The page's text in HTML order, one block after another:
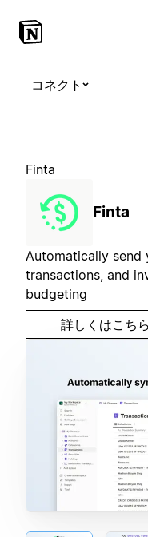
コネクト
Finta
Finta
Automatically send
transactions, and
budgeting
詳しくはこちら